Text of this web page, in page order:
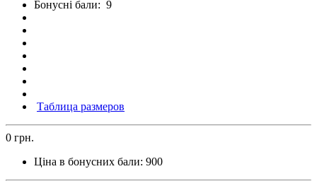
Бонусні бали: 9
Таблица размеров
0 грн.
Ціна в бонусних бали: 900